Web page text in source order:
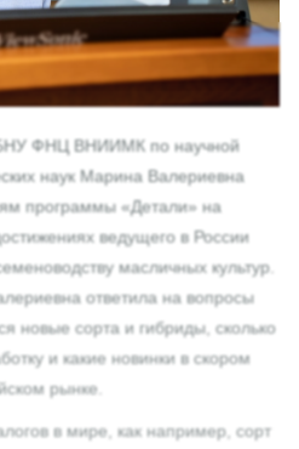
ФНЦ ВНИИМК по научной
наук Марина Валериевна
программы «Детали» на
ведущего в России
масличных культур.
ответила на вопросы
новые сорта и гибриды, сколько
и какие новинки в скором
рынке.
в мире, как например, сорт